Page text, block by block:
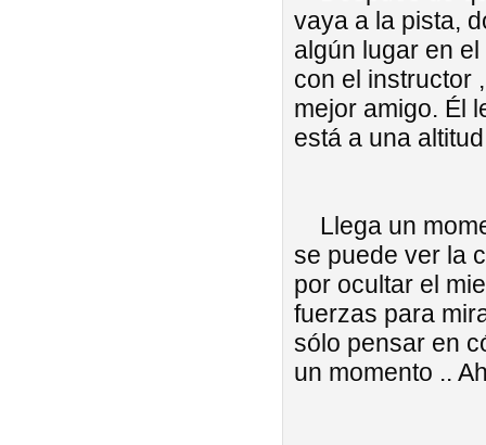
vaya a la pista,
algún lugar en
con el instructor
mejor amigo. Él
está a una
Llega un
se puede ver la
por ocultar el
fuerzas para
sólo pensar en
un momento ..